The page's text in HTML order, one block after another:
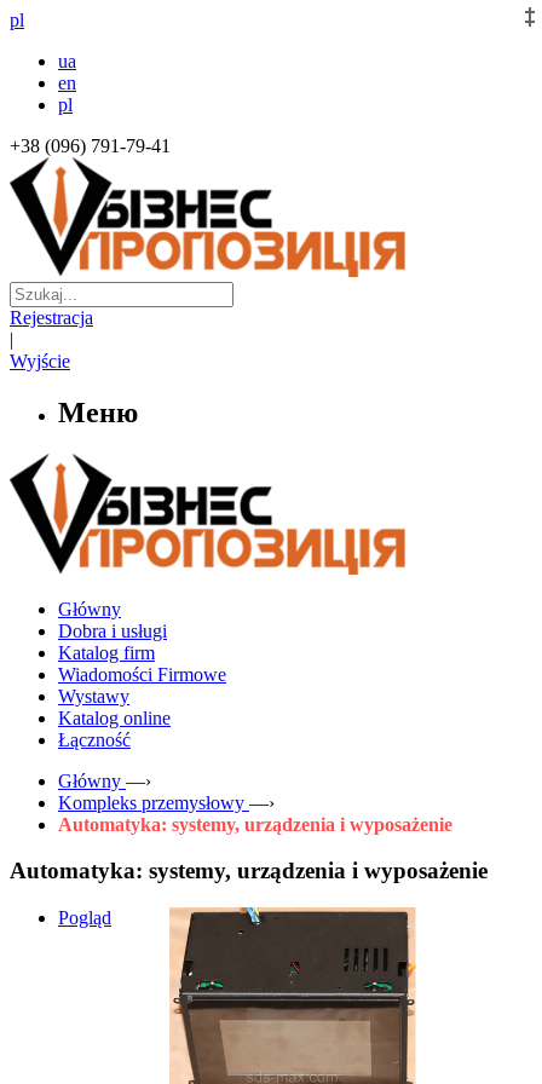
pl
ua
en
pl
+38 (096) 791-79-41
Rejestracja
|
Wyjście
Меню
Główny
Dobra i usługi
Katalog firm
Wiadomości Firmowe
Wystawy
Katalog online
Łączność
Główny —›
Kompleks przemysłowy —›
Automatyka: systemy, urządzenia i wyposażenie
Automatyka: systemy, urządzenia i wyposażenie
Pogląd